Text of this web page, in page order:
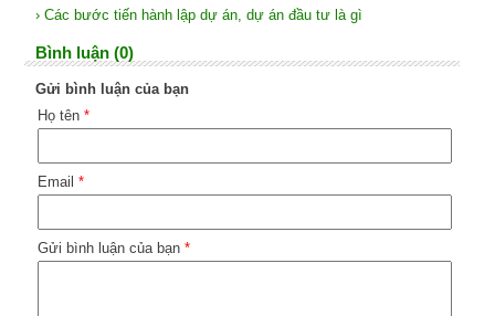
› Các bước tiến hành lập dự án, dự án đầu tư là gì
Bình luận (0)
Gửi bình luận của bạn
Họ tên *
Email *
Gửi bình luận của bạn *